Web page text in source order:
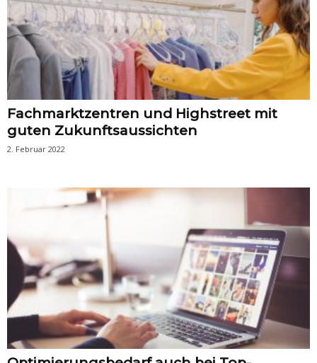
Fachmarktzentren und Highstreet mit
guten Zukunftsaussichten
2. Februar 2022